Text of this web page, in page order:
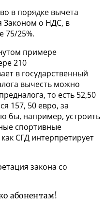
в порядке вычета
Законом о НДС, в
75/25%.
примере
210
в государственный
вычесть можно
то есть 52,50
157, 50 евро, за
бы, например, устроить
спортивные
СГД интерпретирует
закона со
абонентам!